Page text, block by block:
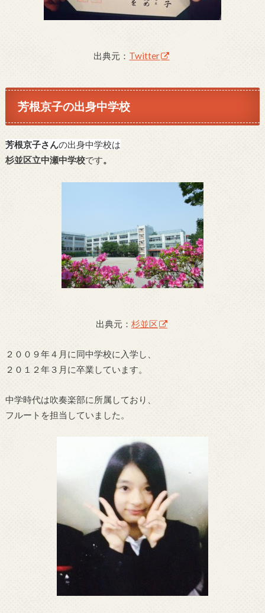
出典元： Twitter
芳根京子の出身中学校
芳根京子さんの出身中学校は
杉並区立中瀬中学校です。
出典元： 杉並区
２００９年４月に同中学校に入学し、
２０１２年３月に卒業しています。
中学時代は吹奏楽部に所属しており、
フルートを担当していました。